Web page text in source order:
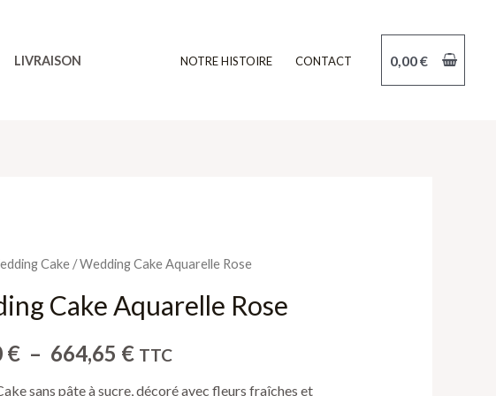
LIVRAISON NOTRE HISTOIRE CONTACT 0,00€
Cake / Wedding Cake Aquarelle Rose
Cake Aquarelle Rose
€ – 664,65 €
Plage
de
prix :
211,00 €
TTC
sans pâte à sucre, décoré avec fleurs fraîches et